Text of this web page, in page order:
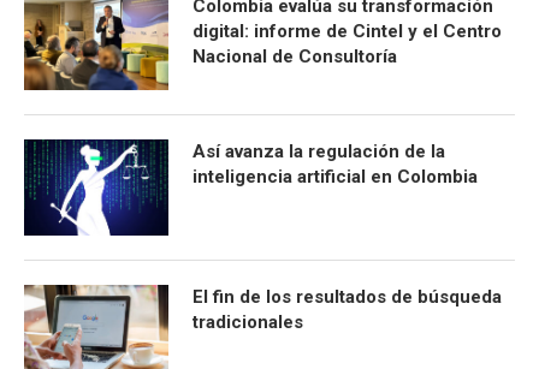
Colombia evalúa su transformación
digital: informe de Cintel y el Centro
Nacional de Consultoría
Así avanza la regulación de la
inteligencia artificial en Colombia
El fin de los resultados de búsqueda
tradicionales